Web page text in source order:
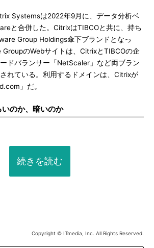
Systemsは2022年9月に、データ分析ベ
と合併した。CitrixはTIBCOと共に、持ち
Group Holdings傘下ブランドとなっ
のWebサイトは、CitrixとTIBCOの企
ドバランサー「NetScaler」など両ブラン
れている。利用するドメインは、Citrixが
」だ。
のか、暗いのか
続きを読む
Copyright © ITmedia, Inc. All Rights Reserved.